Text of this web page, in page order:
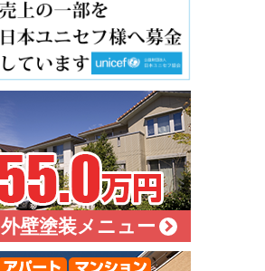
外壁塗装メニュー